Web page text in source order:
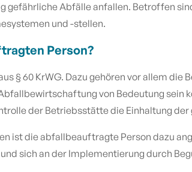
gefährliche Abfälle anfallen. Betroffen
und -stellen.
Person?
§ 60 KrWG. Dazu gehören vor allem die
von Bedeutung sein
der Betriebsstätte die Einhaltung
ist die abfallbeauftragte Person dazu
sich an der Implementierung durch